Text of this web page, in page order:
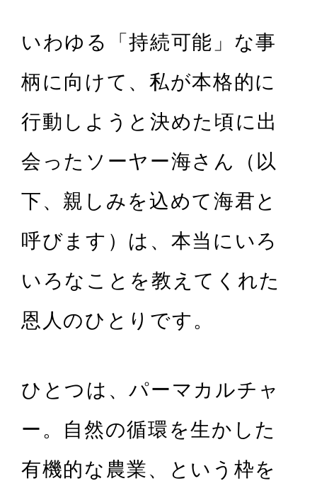
いわゆる「持続可能」な事
柄に向けて、私が本格的に
行動しようと決めた頃に出
会ったソーヤー海さん（以
下、親しみを込めて海君と
呼びます）は、本当にいろ
いろなことを教えてくれた
恩人のひとりです。
ひとつは、パーマカルチャ
ー。自然の循環を生かした
有機的な農業、という枠を